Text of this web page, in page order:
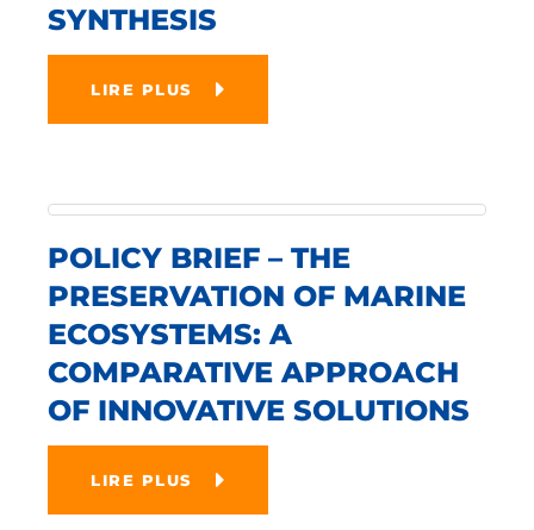
SYNTHESIS
LIRE PLUS
POLICY BRIEF – THE
PRESERVATION OF MARINE
ECOSYSTEMS: A
COMPARATIVE APPROACH
OF INNOVATIVE SOLUTIONS
LIRE PLUS